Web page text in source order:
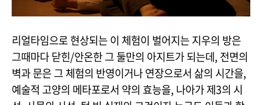
리얼타임으로 현상되는 이 체험이 벌어지는 지우의 방은
그때마다 닫힌/안온한 그 둘만의 아지트가 되는데, 전면의
벽과 문은 그 체험의 반영이거나 연장으로서 삶의 시간을,
예술적 고양의 메타포로서 약의 효능을, 나아가 제3의 시